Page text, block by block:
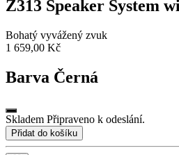
Z313 Speaker System
Bohatý vyvážený zvuk
1 659,00 Kč
Barva Černá
Skladem Připraveno k odeslání.
Přidat do košíku